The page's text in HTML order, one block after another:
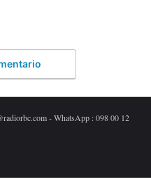
- WhatsApp : 098 00 12